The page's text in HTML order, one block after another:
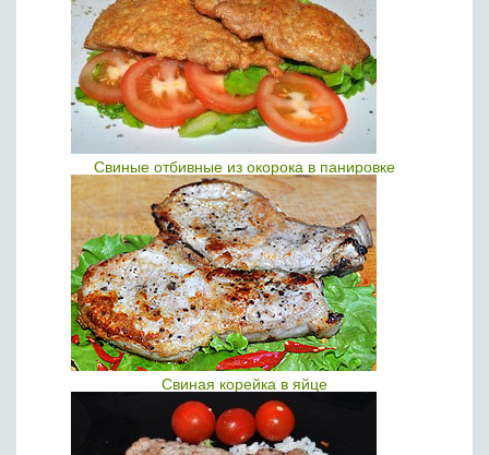
Свиные отбивные из окорока в панировке
Свиная корейка в яйце